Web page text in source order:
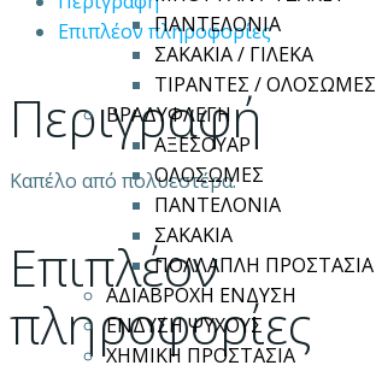
ΠΑΝΤΕΛΟΝΙΑ
ΣΑΚΑΚΙΑ / ΓΙΛΕΚΑ
ΤΙΡΑΝΤΕΣ / ΟΛΟΣΩΜΕΣ
ΒΡΑΔΥΦΛΕΓΗ
ΑΞΕΣΟΥΑΡ
ΟΛΟΣΩΜΕΣ
ΠΑΝΤΕΛΟΝΙΑ
ΣΑΚΑΚΙΑ
ΠΟΛΛΑΠΛΗ ΠΡΟΣΤΑΣΙΑ
ΑΔΙΑΒΡΟΧΗ ΕΝΔΥΣΗ
ΕΝΔΥΣΗ ΨΥΧΟΥΣ
ΧΗΜΙΚΗ ΠΡΟΣΤΑΣΙΑ
Επιπλέον πληροφορίες
Περιγραφή
Καπέλο από πολυεστέρα.
Επιπλέον
πληροφορίες